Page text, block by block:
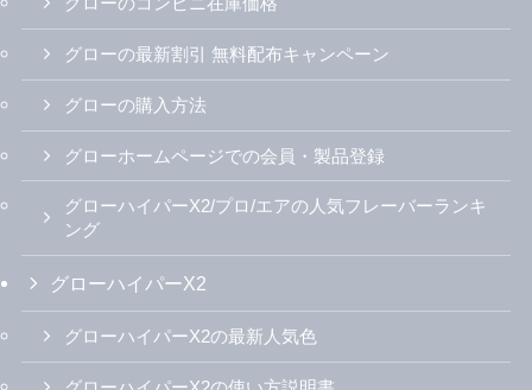
い点・悪い点｜イルマi/プライム・旧ワンの違
いを解説
アイコスのコンビニでの買い方を解説！事前
に知っておくべき事と購入時の注意点
人・有名人のアイコス使用者を調査！
本体も買える方法と最新販売状況